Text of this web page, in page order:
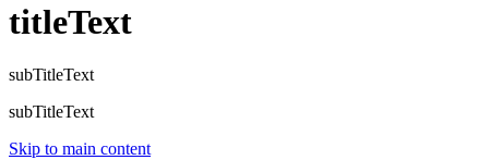
titleText
subTitleText
subTitleText
Skip to main content